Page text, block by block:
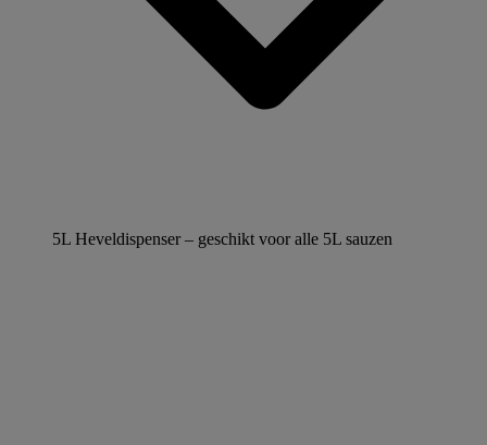
5L Heveldispenser – geschikt voor alle 5L sauzen